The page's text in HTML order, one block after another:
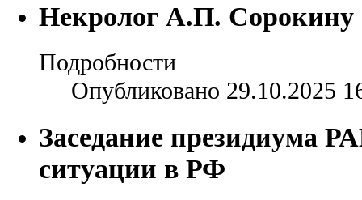
Некролог А.П. Сорокину
Подробности
Опубликовано 29.10.2025
Заседание президиума
ситуации в РФ